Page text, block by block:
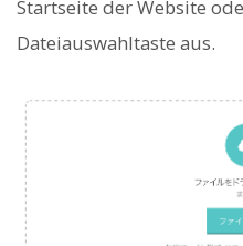
Startseite der Website
Dateiauswahltaste aus.